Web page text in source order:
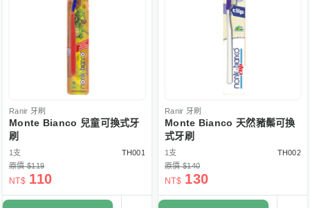
Ranir 牙刷
Monte Bianco 兒童可換式牙
刷
1支
TH001
原價 $119
NT$ 110
Ranir 牙刷
Monte Bianco 天然豬鬃可換
式牙刷
1支
TH002
原價 $140
NT$ 130